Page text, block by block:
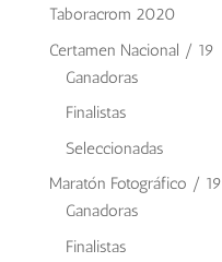
Taboracrom 2020
Certamen Nacional / 19
Ganadoras
Finalistas
Seleccionadas
Maratón Fotográfico / 19
Ganadoras
Finalistas